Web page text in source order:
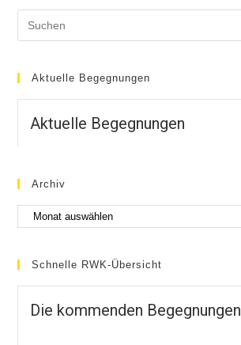
Aktuelle Begegnungen
Aktuelle Begegnungen
Archiv
Schnelle RWK-Übersicht
Die kommenden Begegnungen